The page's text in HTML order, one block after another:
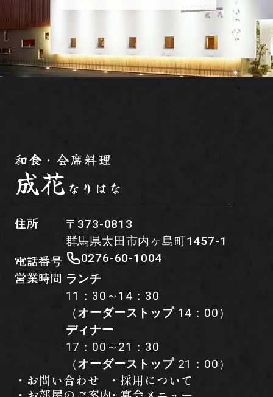
和食・会席料理
成花 なりはな
住所
〒373-0813
群馬県太田市内ヶ島町1457-1
電話番号 0276-60-1004
営業時間 ランチ
11：30～14：30
（オーダーストップ14：00）
ディナー
17：00～21：30
（オーダーストップ21：00）
・お問い合わせ
・採用について